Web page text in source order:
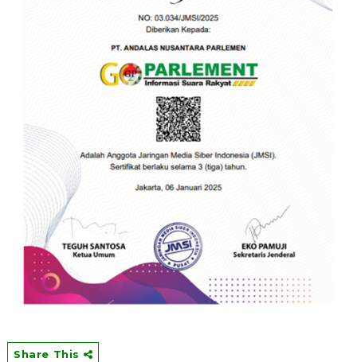
Share This